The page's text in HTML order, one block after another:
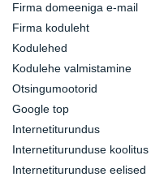
Firma domeeniga e-mail
Firma koduleht
Kodulehed
Kodulehe valmistamine
Otsingumootorid
Google top
Internetiturundus
Internetiturunduse koolitus
Internetiturunduse eelised